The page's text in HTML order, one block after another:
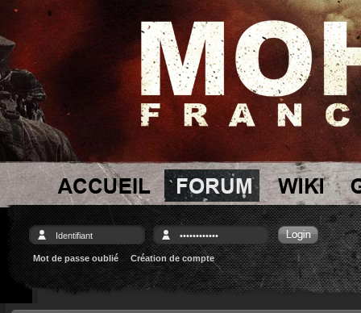
Mot de passe oublié Création de compte